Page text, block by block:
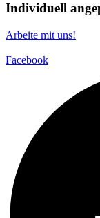
Individuell
Arbeite mit uns!
Facebook